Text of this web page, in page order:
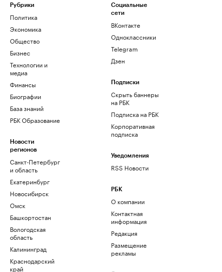
Рубрики
Политика
Экономика
Общество
Бизнес
Технологии и
медиа
Финансы
Биографии
База знаний
РБК Образование
Новости
регионов
Санкт-Петербург
и область
Екатеринбург
Новосибирск
Омск
Башкортостан
Вологодская
область
Калининград
Краснодарский
край
Социальные
сети
ВКонтакте
Одноклассники
Telegram
Дзен
Подписки
Скрыть баннеры
на РБК
Подписка на РБК
Корпоративная
подписка
Уведомления
RSS Новости
РБК
О компании
Контактная
информация
Редакция
Размещение
рекламы